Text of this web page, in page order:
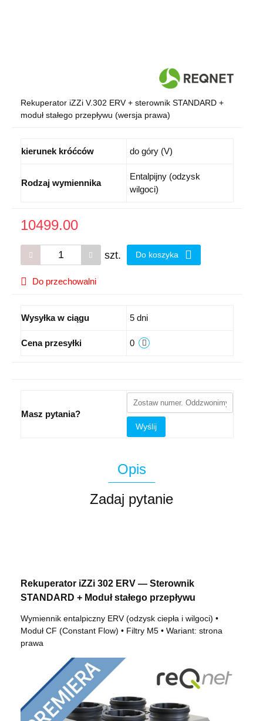
Rekuperator iZZi V.302 ERV + sterownik STANDARD +
moduł stałego przepływu (wersja prawa)
kierunek króćców do góry (V)
Rodzaj wymiennika
Entalpijny (odzysk
wilgoci)
10499.00
szt. Do koszyka
Do przechowalni
Wysyłka w ciągu 5 dni
Cena przesyłki 0
Masz pytania?
Wyślij
Opis
Zadaj pytanie
Rekuperator iZZi 302 ERV — Sterownik
STANDARD + Moduł stałego przepływu
Wymiennik entalpiczny ERV (odzysk ciepła i wilgoci) •
Moduł CF (Constant Flow) • Filtry M5 • Wariant: strona
prawa